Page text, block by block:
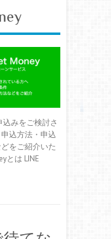
込みをご検討さ
込方法・申込
をご紹介いた
とは LINE